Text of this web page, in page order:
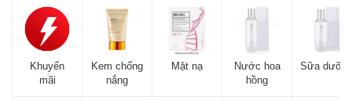
Khuyến
mãi
Kem chống
nắng
Mặt nạ
Nước hoa
hồng
Sữa